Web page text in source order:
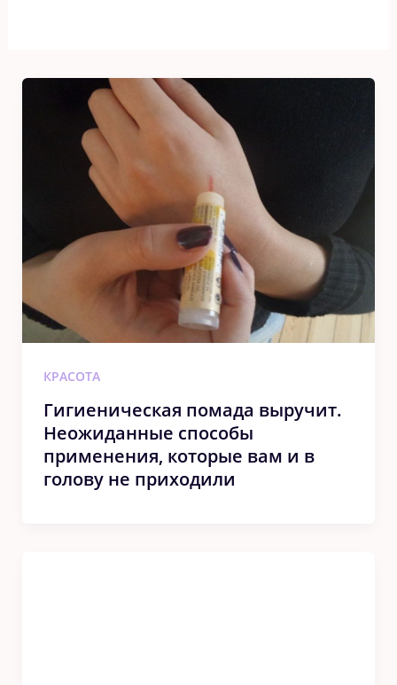
КРАСОТА
Гигиеническая помада выручит.
Неожиданные способы
применения, которые вам и в
голову не приходили